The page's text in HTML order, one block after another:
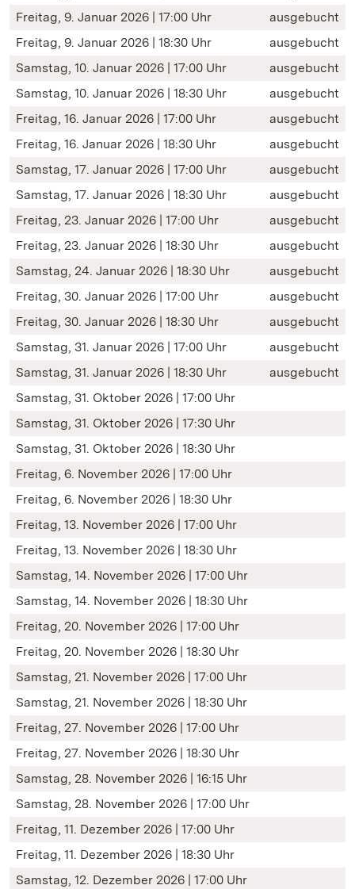
Freitag, 9. Januar 2026 | 17:00 Uhr
ausgebucht
Freitag, 9. Januar 2026 | 18:30 Uhr
ausgebucht
Samstag, 10. Januar 2026 | 17:00 Uhr
ausgebucht
Samstag, 10. Januar 2026 | 18:30 Uhr
ausgebucht
Freitag, 16. Januar 2026 | 17:00 Uhr
ausgebucht
Freitag, 16. Januar 2026 | 18:30 Uhr
ausgebucht
Samstag, 17. Januar 2026 | 17:00 Uhr
ausgebucht
Samstag, 17. Januar 2026 | 18:30 Uhr
ausgebucht
Freitag, 23. Januar 2026 | 17:00 Uhr
ausgebucht
Freitag, 23. Januar 2026 | 18:30 Uhr
ausgebucht
Samstag, 24. Januar 2026 | 18:30 Uhr
ausgebucht
Freitag, 30. Januar 2026 | 17:00 Uhr
ausgebucht
Freitag, 30. Januar 2026 | 18:30 Uhr
ausgebucht
Samstag, 31. Januar 2026 | 17:00 Uhr
ausgebucht
Samstag, 31. Januar 2026 | 18:30 Uhr
ausgebucht
Samstag, 31. Oktober 2026 | 17:00 Uhr
Samstag, 31. Oktober 2026 | 17:30 Uhr
Samstag, 31. Oktober 2026 | 18:30 Uhr
Freitag, 6. November 2026 | 17:00 Uhr
Freitag, 6. November 2026 | 18:30 Uhr
Freitag, 13. November 2026 | 17:00 Uhr
Freitag, 13. November 2026 | 18:30 Uhr
Samstag, 14. November 2026 | 17:00 Uhr
Samstag, 14. November 2026 | 18:30 Uhr
Freitag, 20. November 2026 | 17:00 Uhr
Freitag, 20. November 2026 | 18:30 Uhr
Samstag, 21. November 2026 | 17:00 Uhr
Samstag, 21. November 2026 | 18:30 Uhr
Freitag, 27. November 2026 | 17:00 Uhr
Freitag, 27. November 2026 | 18:30 Uhr
Samstag, 28. November 2026 | 16:15 Uhr
Samstag, 28. November 2026 | 17:00 Uhr
Freitag, 11. Dezember 2026 | 17:00 Uhr
Freitag, 11. Dezember 2026 | 18:30 Uhr
Samstag, 12. Dezember 2026 | 17:00 Uhr